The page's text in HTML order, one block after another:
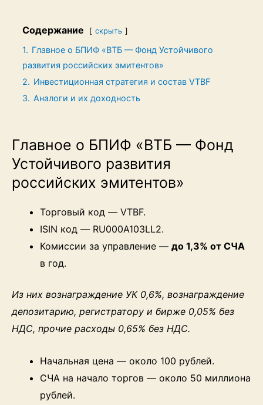
Содержание скрыть
1. Главное о БПИФ «ВТБ — Фонд Устойчивого
развития российских эмитентов»
2. Инвестиционная стратегия и состав VTBF
3. Аналоги и их доходность
Главное о БПИФ «ВТБ — Фонд
Устойчивого развития
российских эмитентов»
Торговый код — VTBF.
ISIN код — RU000A103LL2.
Комиссии за управление — до 1,3% от СЧА
в год.
Из них вознаграждение УК 0,6%, вознаграждение
депозитарию, регистратору и бирже 0,05% без
НДС, прочие расходы 0,65% без НДС.
Начальная цена — около 100 рублей.
СЧА на начало торгов — около 50 миллиона
рублей.